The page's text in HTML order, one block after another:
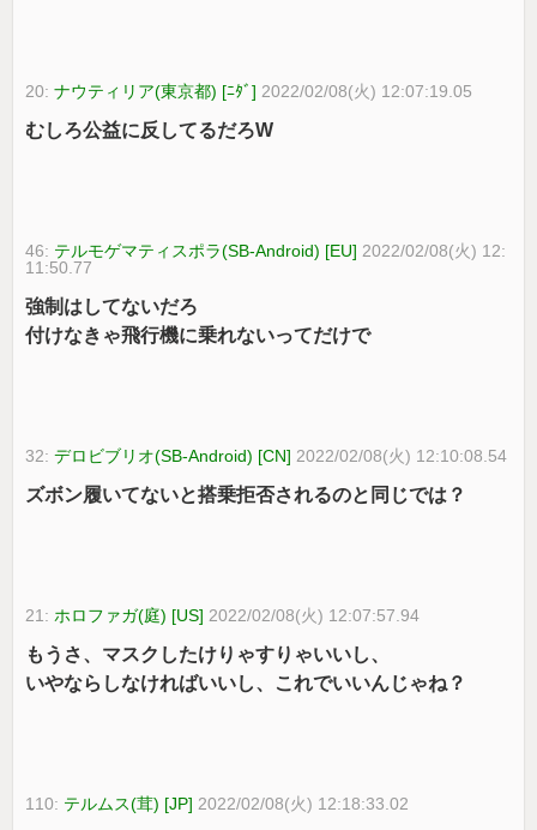
20:ナウティリア(東京都) [ﾆﾀﾞ] 2022/02/08(火) 12:07:19.05
むしろ公益に反してるだろW
46: テルモゲマティスポラ(SB-Android) [EU] 2022/02/08(火) 12:
11:50.77
強制はしてないだろ
付けなきゃ飛行機に乗れないってだけで
32:デロビブリオ(SB-Android) [CN] 2022/02/08(火) 12:10:08.54
ズボン履いてないと搭乗拒否されるのと同じでは？
21: ホロファガ(庭) [US] 2022/02/08(火) 12:07:57.94
もうさ、マスクしたけりゃすりゃいいし、
いやならしなければいいし、これでいいんじゃね？
110: テルムス(茸) [JP] 2022/02/08(火) 12:18:33.02